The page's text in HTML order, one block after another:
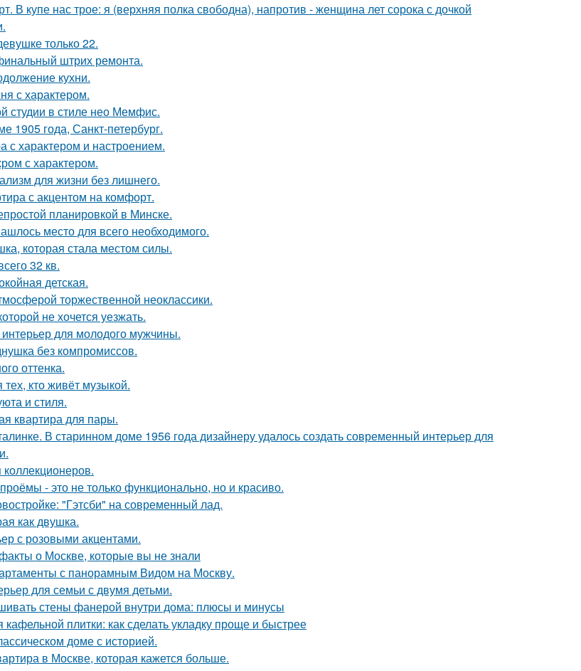
В купе нас трое: я (верхняя полка свободна), напротив - женщина лет сорока с дочкой
только 22.
штрих ремонта.
кухни.
с характером.
студии в стиле нео Мемфис.
1905 года, Санкт-петербург.
с характером и настроением.
с характером.
для жизни без лишнего.
с акцентом на комфорт.
планировкой в Минске.
место для всего необходимого.
которая стала местом силы.
32 кв.
детская.
торжественной неоклассики.
не хочется уезжать.
для молодого мужчины.
без компромиссов.
оттенка.
кто живёт музыкой.
и стиля.
квартира для пары.
В старинном доме 1956 года дизайнеру удалось создать современный интерьер для
- это не только функционально, но и красиво.
"Гэтсби" на современный лад.
как двушка.
с розовыми акцентами.
о Москве, которые вы не знали
с панорамным Видом на Москву.
для семьи с двумя детьми.
стены фанерой внутри дома: плюсы и минусы
плитки: как сделать укладку проще и быстрее
доме с историей.
в Москве, которая кажется больше.